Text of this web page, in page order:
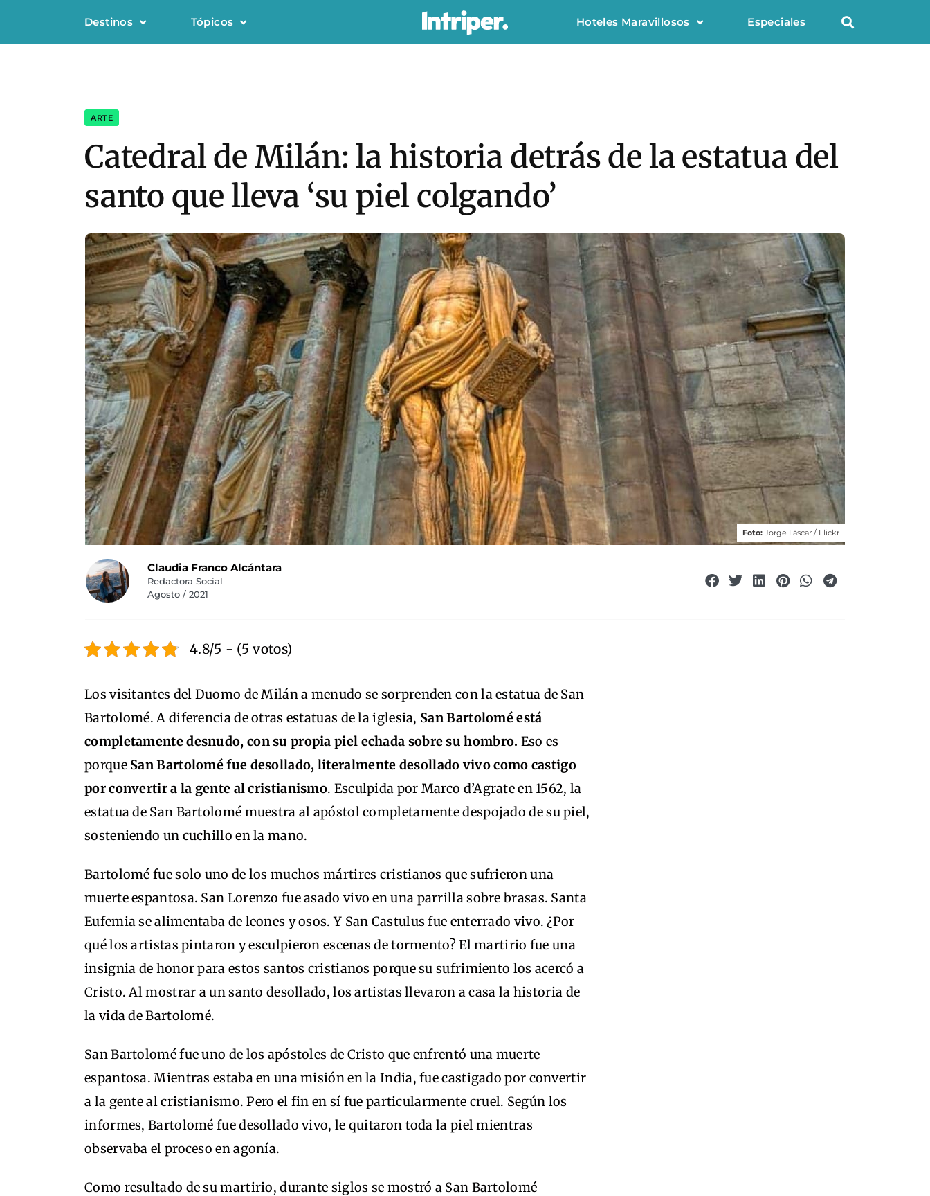
Destinos Tópicos Hoteles Maravillosos Especiales
ARTE
Catedral de Milán: la historia detrás de la estatua del
santo que lleva ‘su piel colgando’
Foto: Jorge Láscar / Flickr
Claudia Franco Alcántara
Redactora Social
Agosto / 2021
4.8/5 - (5 votos)
Los visitantes del Duomo de Milán a menudo se sorprenden con la estatua de San
Bartolomé. A diferencia de otras estatuas de la iglesia, San Bartolomé está
completamente desnudo, con su propia piel echada sobre su hombro. Eso es
porqueSan Bartolomé fue desollado, literalmente desollado vivo como castigo
por convertir a la gente al cristianismo. Esculpida por Marco d’Agrate en 1562, la
estatua de San Bartolomé muestra al apóstol completamente despojado de su piel,
sosteniendo un cuchillo en la mano.
Bartolomé fue solo uno de los muchos mártires cristianos que sufrieron una
muerte espantosa. San Lorenzo fue asado vivo en una parrilla sobre brasas. Santa
Eufemia se alimentaba de leones y osos. Y San Castulus fue enterrado vivo. ¿Por
qué los artistas pintaron y esculpieron escenas de tormento? El martirio fue una
insignia de honor para estos santos cristianos porque su sufrimiento los acercó a
Cristo. Al mostrar a un santo desollado, los artistas llevaron a casa la historia de
la vida de Bartolomé.
San Bartolomé fue uno de los apóstoles de Cristo que enfrentó una muerte
espantosa. Mientras estaba en una misión en la India, fue castigado por convertir
a la gente al cristianismo. Pero el fin en sí fue particularmente cruel. Según los
informes, Bartolomé fue desollado vivo, le quitaron toda la piel mientras
observaba el proceso en agonía.
Como resultado de su martirio, durante siglos se mostró a San Bartolomé